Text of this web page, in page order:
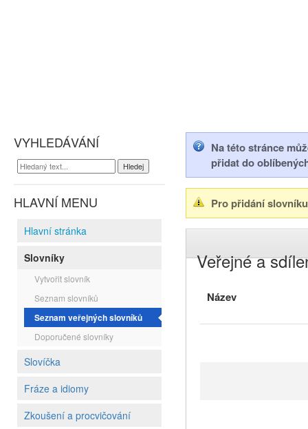
VYHLEDÁVÁNÍ
HLAVNÍ MENU
Hlavní stránka
Slovníky
Vytvořit slovník
Seznam slovníků
Seznam veřejných slovníků
Doporučené slovníky
Slovíčka
Fráze a idiomy
Zkoušení a procvičování
Na této stránce
přidat do
Pro přidání
Veřejné a
Název